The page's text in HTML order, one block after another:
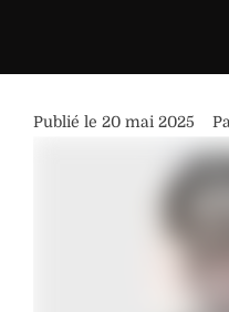
Publié le 20 mai 2025